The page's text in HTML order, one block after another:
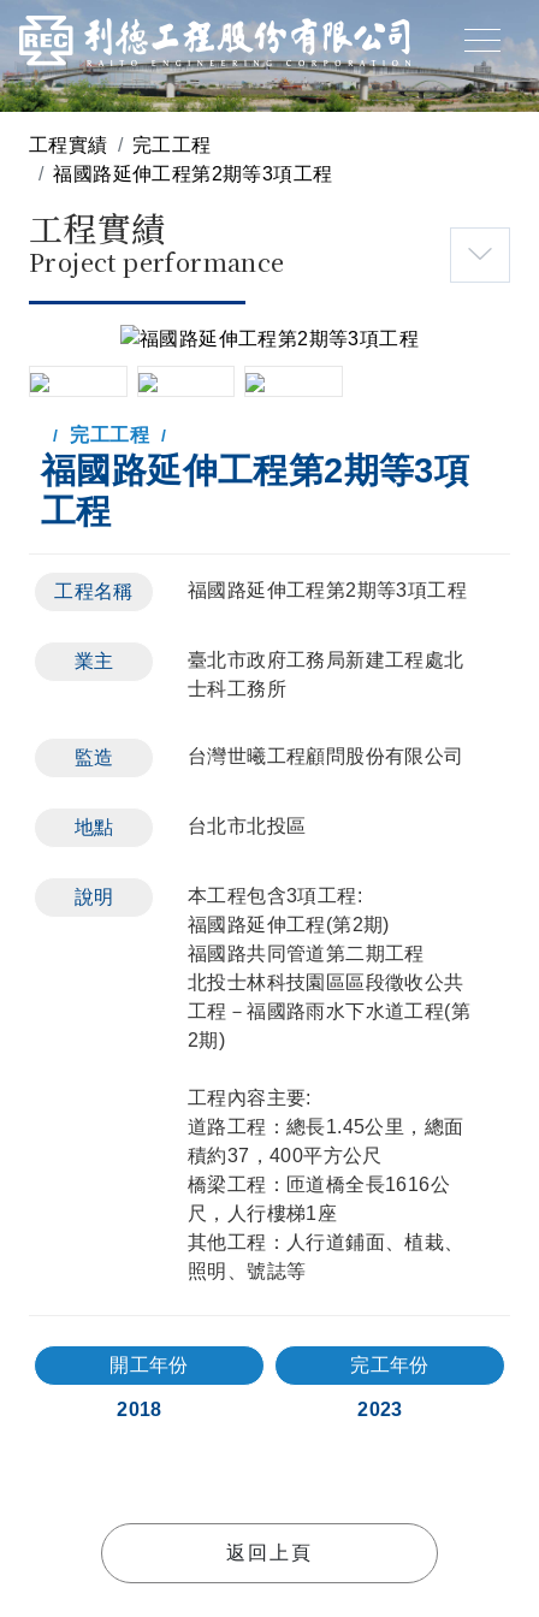
工程實績
完工工程
福國路延伸工程第2期等3項工程
工程實績
Project performance
完工工程
福國路延伸工程第2期等3項
工程
工程名稱 福國路延伸工程第2期等3項工程
業主
臺北市政府工務局新建工程處北
士科工務所
監造 台灣世曦工程顧問股份有限公司
地點 台北市北投區
說明
本工程包含3項工程:
福國路延伸工程(第2期)
福國路共同管道第二期工程
北投士林科技園區區段徵收公共
工程－福國路雨水下水道工程(第
2期)
工程內容主要:
道路工程：總長1.45公里，總面
積約37，400平方公尺
橋梁工程：匝道橋全長1616公
尺，人行樓梯1座
其他工程：人行道鋪面、植栽、
照明、號誌等
開工年份
2018
完工年份
2023
返回上頁